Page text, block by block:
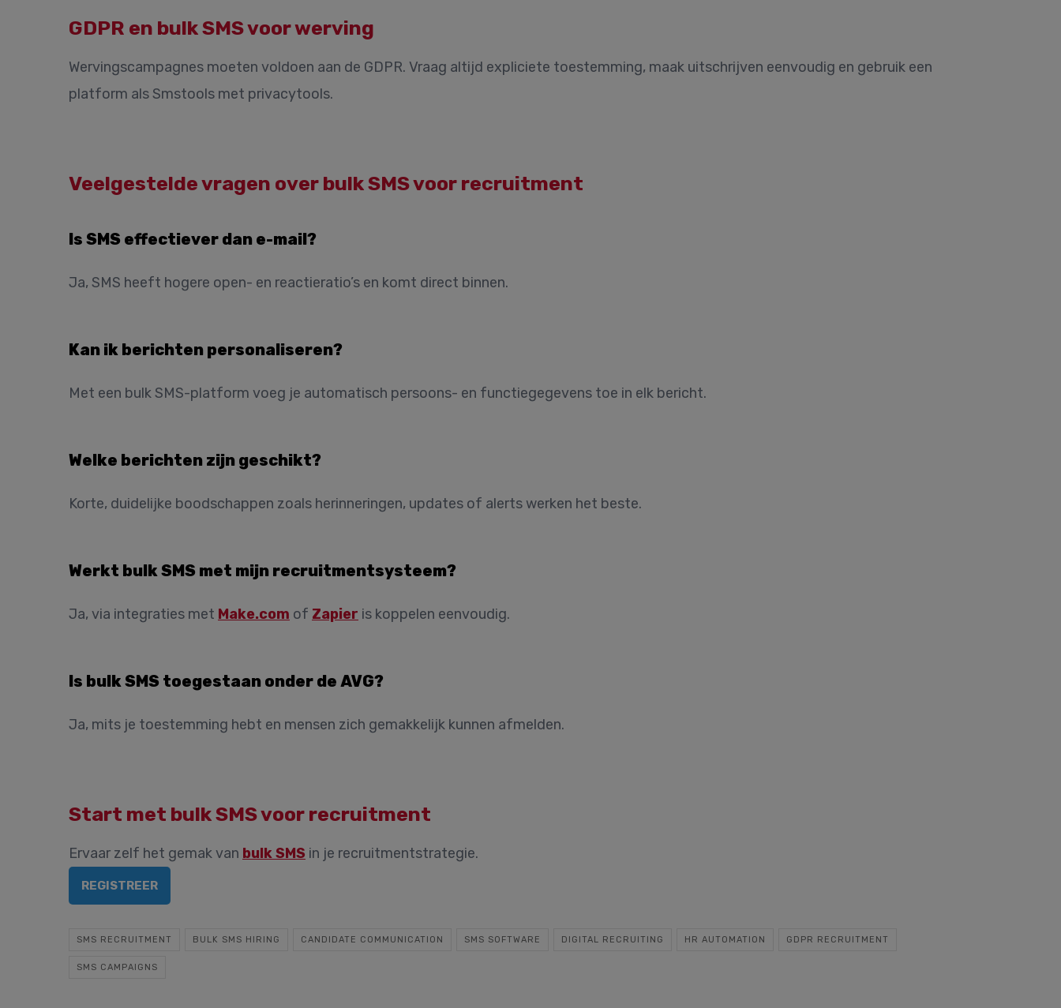
GDPR en bulk SMS voor werving
Wervingscampagnes moeten voldoen aan de GDPR. Vraag altijd expliciete toestemming, maak uitschrijven eenvoudig en gebruik een
platform als Smstools met privacytools.
Veelgestelde vragen over bulk SMS voor recruitment
Is SMS effectiever dan e-mail?
Ja, SMS heeft hogere open- en reactieratio’s en komt direct binnen.
Kan ik berichten personaliseren?
Met een bulk SMS-platform voeg je automatisch persoons- en functiegegevens toe in elk bericht.
Welke berichten zijn geschikt?
Korte, duidelijke boodschappen zoals herinneringen, updates of alerts werken het beste.
Werkt bulk SMS met mijn recruitmentsysteem?
Ja, via integraties met Make.com of Zapier is koppelen eenvoudig.
Is bulk SMS toegestaan onder de AVG?
Ja, mits je toestemming hebt en mensen zich gemakkelijk kunnen afmelden.
Start met bulk SMS voor recruitment
Ervaar zelf het gemak van bulk SMS in je recruitmentstrategie.
REGISTREER
SMS RECRUITMENT BULK SMS HIRING CANDIDATE COMMUNICATION SMS SOFTWARE DIGITAL RECRUITING HR AUTOMATION GDPR RECRUITMENT
SMS CAMPAIGNS